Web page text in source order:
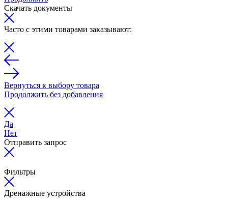
Скачать документы
Часто с этими товарами заказывают:
Вернуться к выбору товара
Продолжить без добавления
Да
Нет
Отправить запрос
Фильтры
Дренажные устройства